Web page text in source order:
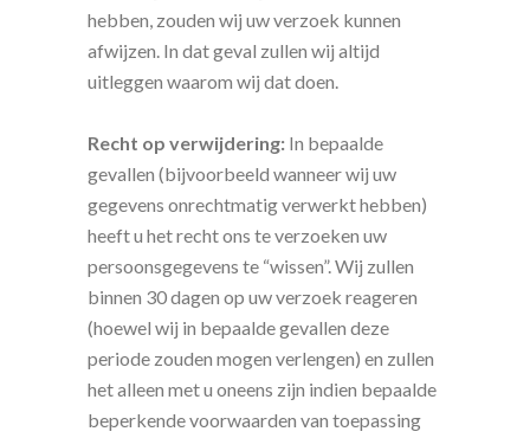
hebben, zouden wij uw verzoek kunnen
afwijzen. In dat geval zullen wij altijd
uitleggen waarom wij dat doen.
Recht op verwijdering: In bepaalde
gevallen (bijvoorbeeld wanneer wij uw
gegevens onrechtmatig verwerkt hebben)
heeft u het recht ons te verzoeken uw
persoonsgegevens te “wissen”. Wij zullen
binnen 30 dagen op uw verzoek reageren
(hoewel wij in bepaalde gevallen deze
periode zouden mogen verlengen) en zullen
het alleen met u oneens zijn indien bepaalde
beperkende voorwaarden van toepassing